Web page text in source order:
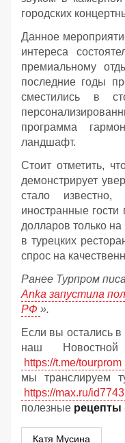
городских
Данное
интереса
премиальному
последние годы
сместились в
программа
ландшафт.
Стоит отметить,
демонстрирует
стало
иностранные
долларов только на
в турецких
спрос на
Ранее Турпром
Anka запустила
РФ ».
Если вы остались в
наш
https://t.me/tourprom
мы транслируем
https://max.ru/
полезные рецепты
Катя Мусина